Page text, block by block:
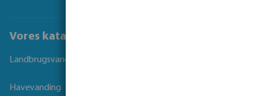
Vores kataloger
Landbrugsvanding
Havevanding